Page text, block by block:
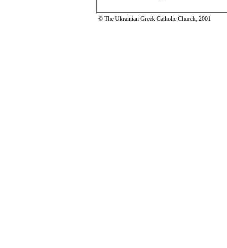
© The Ukrainian Greek Catholic Church, 2001